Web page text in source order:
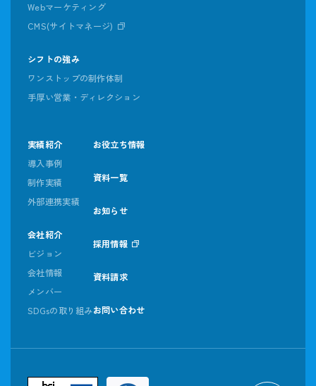
Webマーケティング
CMS(サイトマネージ)
シフトの強み
ワンストップの制作体制
手厚い営業・ディレクション
実績紹介
導入事例
制作実績
外部連携実績
会社紹介
ビジョン
会社情報
メンバー
SDGsの取り組み
お役立ち情報
資料一覧
お知らせ
採用情報
資料請求
お問い合わせ